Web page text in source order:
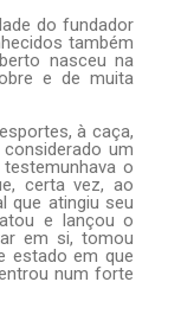
do fundador
também
nasceu na
e de muita
à caça,
um
o
certa vez, ao
que atingiu seu
e lançou o
em si, tomou
estado em que
num forte